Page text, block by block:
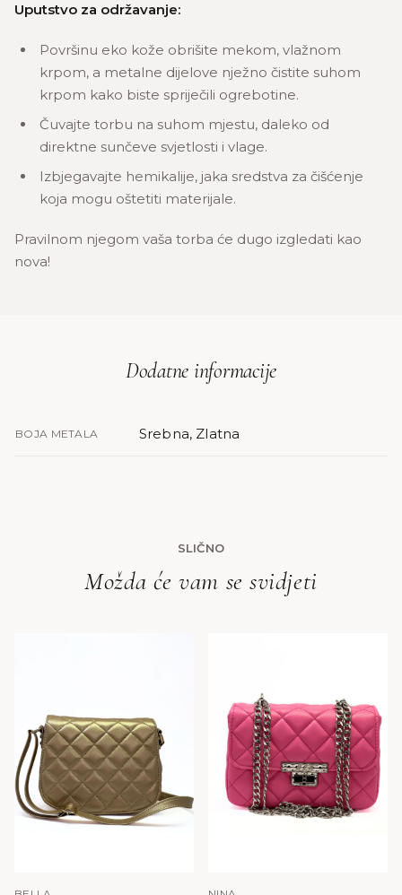
Uputstvo za održavanje:
Površinu eko kože obrišite mekom, vlažnom
krpom, a metalne dijelove nježno čistite suhom
krpom kako biste spriječili ogrebotine.
Čuvajte torbu na suhom mjestu, daleko od
direktne sunčeve svjetlosti i vlage.
Izbjegavajte hemikalije, jaka sredstva za čišćenje
koja mogu oštetiti materijale.
Pravilnom njegom vaša torba će dugo izgledati kao
nova!
Dodatne informacije
BOJA METALA Srebna, Zlatna
SLIČNO
Možda će vam se svidjeti